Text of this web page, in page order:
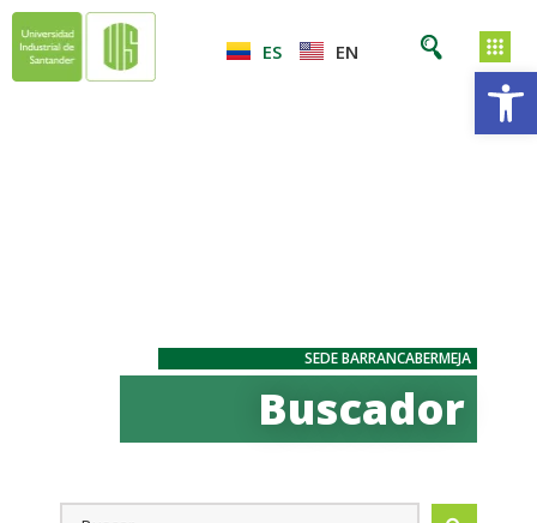
ES EN
SEDE BARRANCABERMEJA
Buscador